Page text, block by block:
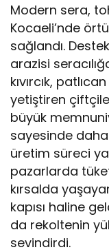
Modern sera,
Kocaeli’nde
sağlandı.
arazisi
kıvırcık,
yetiştiren
büyük
sayesinde
üretim süreci
pazarlarda
kırsalda
kapısı haline
da rekoltenin
sevindirdi.